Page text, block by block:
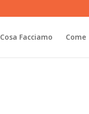
Cosa Facciamo Come